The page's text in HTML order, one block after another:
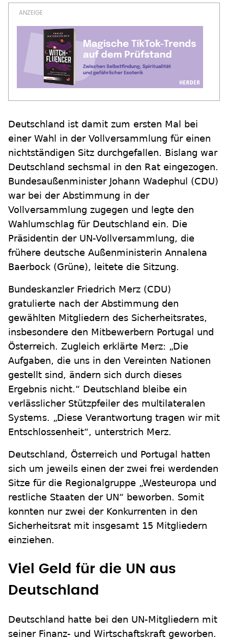
Deutschland ist damit zum ersten Mal bei
einer Wahl in der Vollversammlung für einen
nichtständigen Sitz durchgefallen. Bislang war
Deutschland sechsmal in den Rat eingezogen.
Bundesaußenminister Johann Wadephul (CDU)
war bei der Abstimmung in der
Vollversammlung zugegen und legte den
Wahlumschlag für Deutschland ein. Die
Präsidentin der UN-Vollversammlung, die
frühere deutsche Außenministerin Annalena
Baerbock (Grüne), leitete die Sitzung.
Bundeskanzler Friedrich Merz (CDU)
gratulierte nach der Abstimmung den
gewählten Mitgliedern des Sicherheitsrates,
insbesondere den Mitbewerbern Portugal und
Österreich. Zugleich erklärte Merz: „Die
Aufgaben, die uns in den Vereinten Nationen
gestellt sind, ändern sich durch dieses
Ergebnis nicht.“ Deutschland bleibe ein
verlässlicher Stützpfeiler des multilateralen
Systems. „Diese Verantwortung tragen wir mit
Entschlossenheit“, unterstrich Merz.
Deutschland, Österreich und Portugal hatten
sich um jeweils einen der zwei frei werdenden
Sitze für die Regionalgruppe „Westeuropa und
restliche Staaten der UN“ beworben. Somit
konnten nur zwei der Konkurrenten in den
Sicherheitsrat mit insgesamt 15 Mitgliedern
einziehen.
Viel Geld für die UN aus
Deutschland
Deutschland hatte bei den UN-Mitgliedern mit
seiner Finanz- und Wirtschaftskraft geworben.